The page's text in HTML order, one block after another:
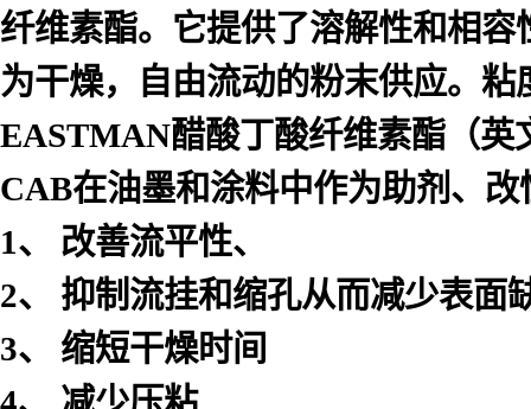
纤维素酯。它提供了溶解性和相
为干燥，自由流动的粉末供应。
EASTMAN醋酸丁酸纤维素酯（英
CAB在油墨和涂料中作为助剂、
1、
改善流平性、
2、
抑制流挂和缩孔从而减少表面
3、
缩短干燥时间